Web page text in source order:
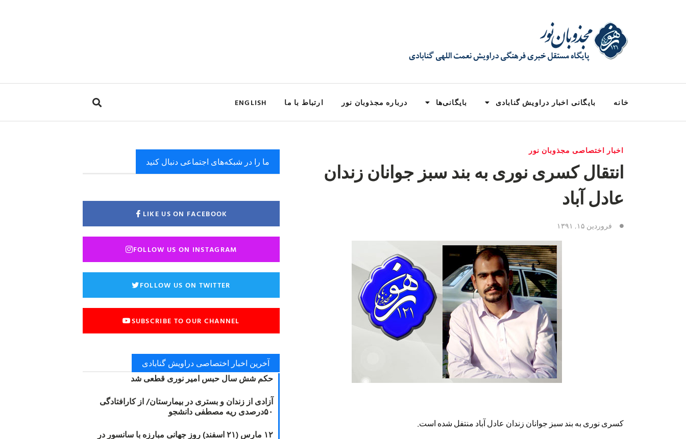
خانه بایگانی اخبار دراویش گنابادی بایگانی‌ها درباره مجذوبان نور ارتباط با ما ENGLISH
اخبار اختصاصی مجذوبان نور
انتقال کسری نوری به بند سبز جوانان زندان
عادل آباد
فروردین ۱۵, ۱۳۹۱
کسری نوری به بند سبز جوانان زندان عادل آباد منتفل شده است.
ما را در شبکه‌های اجتماعی دنبال کنید
LIKE US ON FACEBOOK
FOLLOW US ON INSTAGRAM
FOLLOW US ON TWITTER
SUBSCRIBE TO OUR CHANNEL
آخرین اخبار اختصاصی دراویش گنابادی
حکم شش سال حبس امیر نوری قطعی شد
آزادی از زندان و بستری در بیمارستان/ از کارافتادگی
۵۰درصدی ریه مصطفی دانشجو
۱۲ مارس (۲۱ اسفند) روز جهانی مبارزه با سانسور در